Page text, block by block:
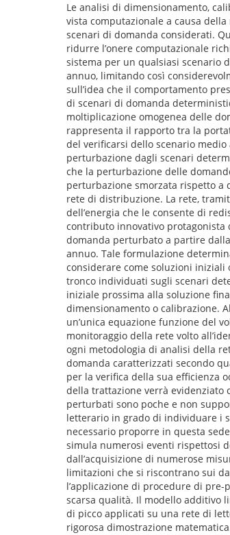
Le analisi di dimensionamento,
vista computazionale a causa
scenari di domanda considerati.
ridurre l’onere computazionale
sistema per un qualsiasi scenario
annuo, limitando così
sull’idea che il comportamento
di scenari di domanda
moltiplicazione omogenea delle
rappresenta il rapporto tra la
del verificarsi dello scenario
perturbazione dagli scenari
che la perturbazione delle
perturbazione smorzata rispetto a
rete di distribuzione. La rete,
dell’energia che le consente di
contributo innovativo protagonista
domanda perturbato a partire
annuo. Tale formulazione
considerare come soluzioni
tronco individuati sugli scenari
iniziale prossima alla soluzione
dimensionamento o calibrazione.
un’unica equazione funzione del
monitoraggio della rete volto
ogni metodologia di analisi della
domanda caratterizzati secondo
per la verifica della sua efficienza
della trattazione verrà
perturbati sono poche e non
letterario in grado di individuare i
necessario proporre in questa
simula numerosi eventi rispettosi
dall’acquisizione di numerose
limitazioni che si riscontrano sui
l’applicazione di procedure di
scarsa qualità. Il modello additivo
di picco applicati su una rete di
rigorosa dimostrazione